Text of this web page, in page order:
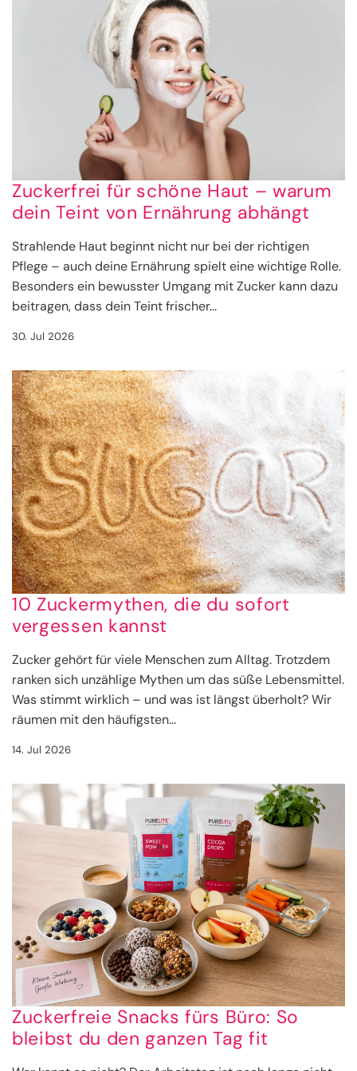
Zuckerfrei für schöne Haut – warum
dein Teint von Ernährung abhängt
Strahlende Haut beginnt nicht nur bei der richtigen
Pflege – auch deine Ernährung spielt eine wichtige Rolle.
Besonders ein bewusster Umgang mit Zucker kann dazu
beitragen, dass dein Teint frischer...
30. Jul 2026
10 Zuckermythen, die du sofort
vergessen kannst
Zucker gehört für viele Menschen zum Alltag. Trotzdem
ranken sich unzählige Mythen um das süße Lebensmittel.
Was stimmt wirklich – und was ist längst überholt? Wir
räumen mit den häufigsten...
14. Jul 2026
Zuckerfreie Snacks fürs Büro: So
bleibst du den ganzen Tag fit